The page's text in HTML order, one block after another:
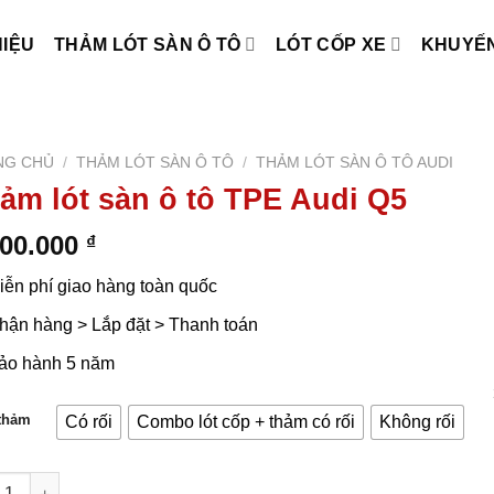
THẢM LÓT SÀN Ô TÔ LÓT CỐP XE
CHỦ / THẢM LÓT SÀN Ô TÔ / THẢM LÓT SÀN Ô TÔ AUDI
lót sàn ô tô TPE Audi Q5
₫
phí giao hàng toàn quốc
hàng > Lắp đặt > Thanh toán
hành 5 năm
Có rối Combo lót cốp + thảm có rối Không rối
lót sàn ô tô TPE Audi Q5 số lượng